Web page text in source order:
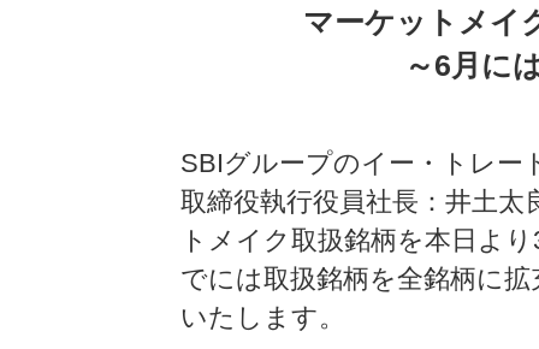
マーケットメイ
～6月に
SBIグループのイー・トレー
取締役執行役員社長：井土
トメイク取扱銘柄を本日よ
でには取扱銘柄を全銘柄に
いたします。